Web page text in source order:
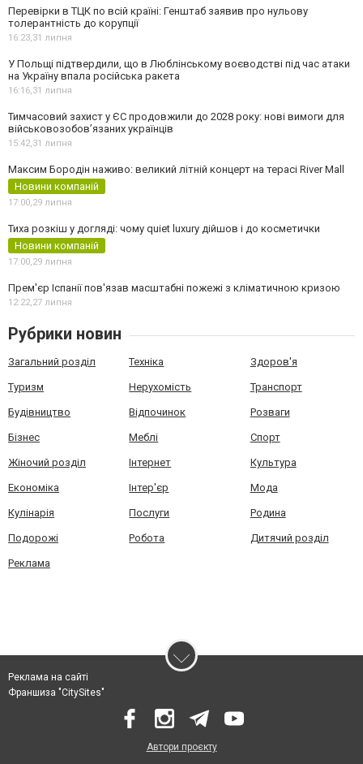
Перевірки в ТЦК по всій країні: Генштаб заявив про нульову
толерантність до корупції
16:23,31 липня
У Польщі підтвердили, що в Люблінському воєводстві під час атаки
на Україну впала російська ракета
16:16,31 липня
Тимчасовий захист у ЄС продовжили до 2028 року: нові вимоги для
військовозобов’язаних українців
15:42,31 липня
Максим Бородін наживо: великий літній концерт на терасі River Mall
Новини компаній
17:00,29 липня
Тиха розкіш у догляді: чому quiet luxury дійшов і до косметички
Новини компаній
17:00,29 липня
Прем'єр Іспанії пов'язав масштабні пожежі з кліматичною кризою
12:22,27 липня
Рубрики новин
Загальний розділ Техніка Здоров'я
Туризм Нерухомість Транспорт
Будівництво Відпочинок Розваги
Бізнес Меблі Спорт
Жіночий розділ Інтернет Культура
Економіка Інтер'єр Мода
Кулінарія Послуги Родина
Подорожі Робота Дитячий розділ
Реклама
Реклама на сайті
Франшиза "CitySites"
Автори проєкту